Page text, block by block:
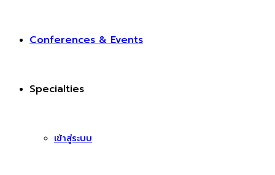
Conferences & Events
Specialties
เข้าสู่ระบบ